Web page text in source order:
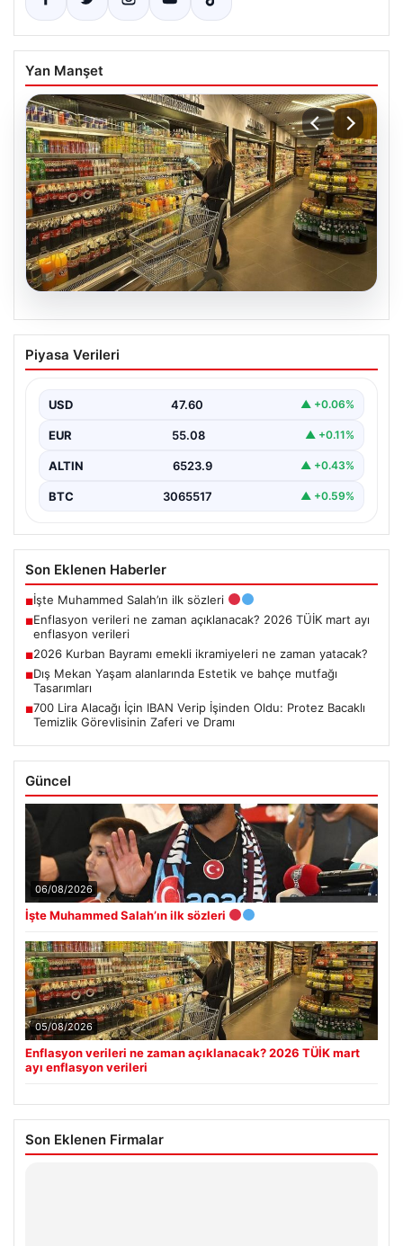
Yan Manşet
Enflasyon verileri ne zaman
açıklanacak? 2026 TÜİK mart ayı
Piyasa Verileri
USD 47.60 ▲ +0.06%
EUR 55.08 ▲ +0.11%
ALTIN 6523.9 ▲ +0.43%
BTC 3065517 ▲ +0.59%
Son Eklenen Haberler
■İşte Muhammed Salah’ın ilk sözleri
■Enflasyon verileri ne zaman açıklanacak? 2026 TÜİK mart ayı
enflasyon verileri
■2026 Kurban Bayramı emekli ikramiyeleri ne zaman yatacak?
■Dış Mekan Yaşam alanlarında Estetik ve bahçe mutfağı
Tasarımları
■700 Lira Alacağı İçin IBAN Verip İşinden Oldu: Protez Bacaklı
Temizlik Görevlisinin Zaferi ve Dramı
Güncel
06/08/2026
İşte Muhammed Salah’ın ilk sözleri
05/08/2026
Enflasyon verileri ne zaman açıklanacak? 2026 TÜİK mart
ayı enflasyon verileri
Son Eklenen Firmalar